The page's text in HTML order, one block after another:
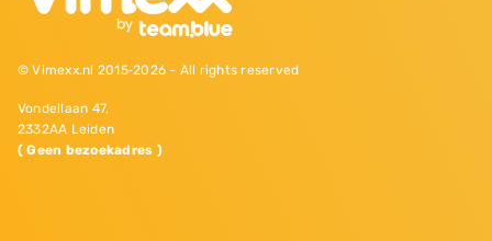
© Vimexx.nl 2015‐2026 - All rights reserved
Vondellaan 47,
2332AA Leiden
( Geen bezoekadres )